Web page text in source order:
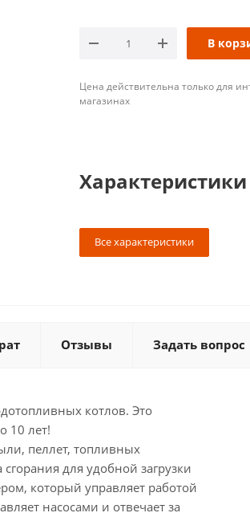
В
Цена действительна только для
магазинах
Характеристики
Все характеристики
Отзывы Задать вопрос
котлов. Это
10 лет!
пеллет, топливных
для удобной загрузки
который управляет работой
насосами и отвечает за